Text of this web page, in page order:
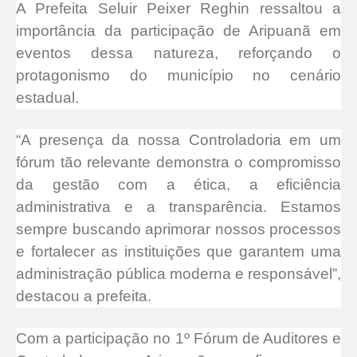
A Prefeita Seluir Peixer Reghin ressaltou a
importância da participação de Aripuanã em
eventos dessa natureza, reforçando o
protagonismo do município no cenário
estadual.
“A presença da nossa Controladoria em um
fórum tão relevante demonstra o compromisso
da gestão com a ética, a eficiência
administrativa e a transparência. Estamos
sempre buscando aprimorar nossos processos
e fortalecer as instituições que garantem uma
administração pública moderna e responsável”,
destacou a prefeita.
Com a participação no 1º Fórum de Auditores e